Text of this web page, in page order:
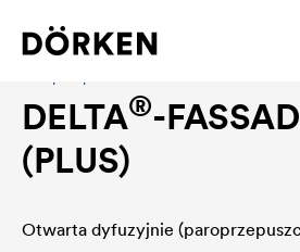
DELTA®-
(PLUS)
Otwarta dyfuzyjnie